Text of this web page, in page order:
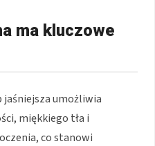
ma kluczowe
jaśniejsza umożliwia
miękkiego tła i
co stanowi